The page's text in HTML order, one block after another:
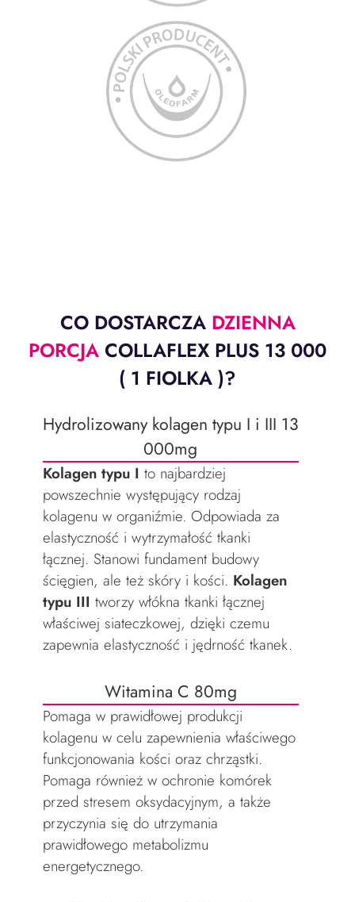
CO DOSTARCZA DZIENNA
PORCJA COLLAFLEX PLUS 13 000
( 1 FIOLKA )?
Hydrolizowany kolagen typu I i III 13
000mg
Kolagen typu I to najbardziej
powszechnie występujący rodzaj
kolagenu w organiźmie. Odpowiada za
elastyczność i wytrzymałość tkanki
łącznej. Stanowi fundament budowy
ścięgien, ale też skóry i kości. Kolagen
typu III tworzy włókna tkanki łącznej
właściwej siateczkowej, dzięki czemu
zapewnia elastyczność i jędrność tkanek.
Witamina C 80mg
Pomaga w prawidłowej produkcji
kolagenu w celu zapewnienia właściwego
funkcjonowania kości oraz chrząstki.
Pomaga również w ochronie komórek
przed stresem oksydacyjnym, a także
przyczynia się do utrzymania
prawidłowego metabolizmu
energetycznego.